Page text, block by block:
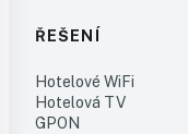
ŘEŠENÍ
Hotelové WiFi
Hotelová TV
GPON